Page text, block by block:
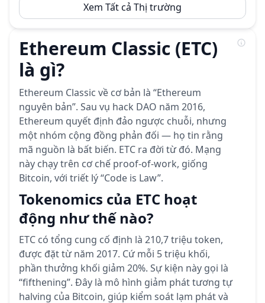
Xem Tất cả Thị trường
Ethereum Classic (ETC)
là gì?
Ethereum Classic về cơ bản là “Ethereum
nguyên bản”. Sau vụ hack DAO năm 2016,
Ethereum quyết định đảo ngược chuỗi, nhưng
một nhóm cộng đồng phản đối — họ tin rằng
mã nguồn là bất biến. ETC ra đời từ đó. Mạng
này chạy trên cơ chế proof-of-work, giống
Bitcoin, với triết lý “Code is Law”.
Tokenomics của ETC hoạt
động như thế nào?
ETC có tổng cung cố định là 210,7 triệu token,
được đặt từ năm 2017. Cứ mỗi 5 triệu khối,
phần thưởng khối giảm 20%. Sự kiện này gọi là
“fifthening”. Đây là mô hình giảm phát tương tự
halving của Bitcoin, giúp kiểm soát lạm phát và